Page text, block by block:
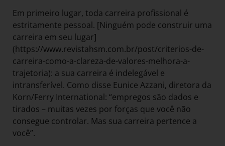
Em primeiro lugar, toda carreira profissional é
estritamente pessoal. [Ninguém pode construir uma
carreira em seu lugar]
(https://www.revistahsm.com.br/post/criterios-de-
carreira-como-a-clareza-de-valores-melhora-a-
trajetoria): a sua carreira é indelegável e
intransferível. Como disse Eunice Azzani, diretora da
Korn/Ferry International: “empregos são dados e
tirados – muitas vezes por forças que você não
consegue controlar. Mas sua carreira pertence a
você”.